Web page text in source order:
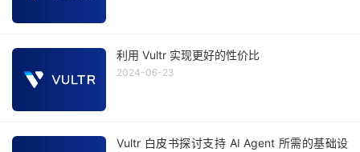
利用 Vultr 实现更好的性价比
2024-06-23
Vultr 白皮书探讨支持 AI Agent 所需的基础设